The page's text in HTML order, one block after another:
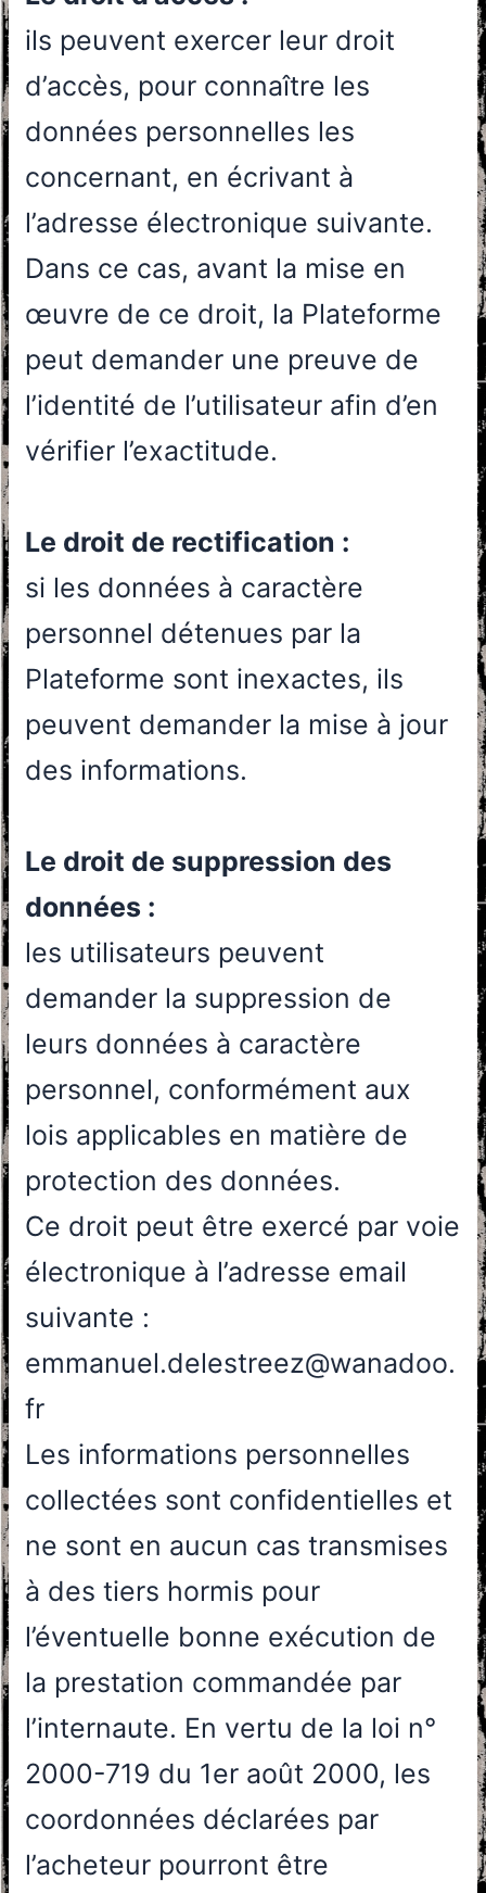
ils peuvent exercer leur droit
d’accès, pour connaître les
données personnelles les
concernant, en écrivant à
l’adresse électronique suivante.
Dans ce cas, avant la mise en
œuvre de ce droit, la Plateforme
peut demander une preuve de
l’identité de l’utilisateur afin d’en
vérifier l’exactitude.
Le droit de rectification :
si les données à caractère
personnel détenues par la
Plateforme sont inexactes, ils
peuvent demander la mise à jour
des informations.
Le droit de suppression des
données :
les utilisateurs peuvent
demander la suppression de
leurs données à caractère
personnel, conformément aux
lois applicables en matière de
protection des données.
Ce droit peut être exercé par voie
électronique à l’adresse email
suivante :
emmanuel.delestreez@wanadoo.
fr
Les informations personnelles
collectées sont confidentielles et
ne sont en aucun cas transmises
à des tiers hormis pour
l’éventuelle bonne exécution de
la prestation commandée par
l’internaute. En vertu de la loi n°
2000-719 du 1er août 2000, les
coordonnées déclarées par
l’acheteur pourront être